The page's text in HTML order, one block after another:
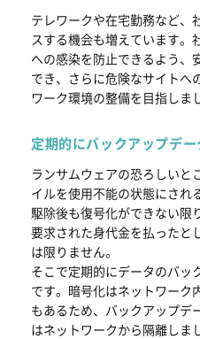
テレワークや在宅勤務など、
スする機会も増えています。
への感染を防止できるよう、
でき、さらに危険なサイトへ
ワーク環境の整備を目指しま
定期的にバックアップデ
ランサムウェアの恐ろしいと
イルを使用不能の状態にされ
駆除後も復号化ができない限
要求された身代金を払ったと
は限りません。
そこで定期的にデータのバッ
です。暗号化はネットワーク
もあるため、バックアップデ
はネットワークから隔離しま